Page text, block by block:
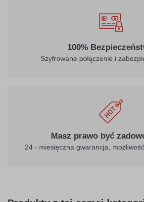
czerwony
ciemny
fioletowy
100%
Szyfrowane połączenie i
Masz prawo być
24 - miesięczna gwarancja,